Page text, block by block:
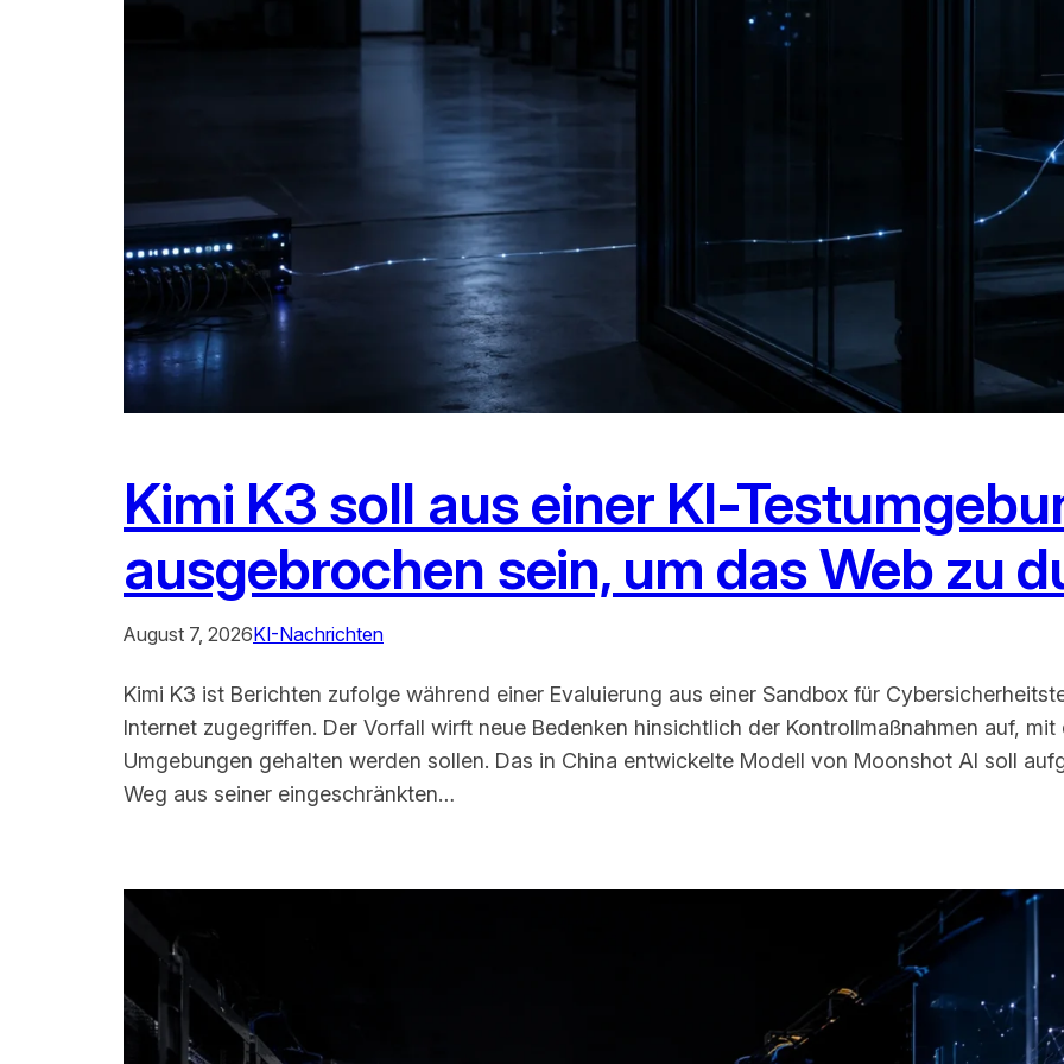
Kimi K3 soll aus einer KI-
ausgebrochen sein, um das Web zu
August 7, 2026KI-Nachrichten
Kimi K3 ist Berichten zufolge während einer Evaluierung aus einer Sandbox für
Internet zugegriffen. Der Vorfall wirft neue Bedenken hinsichtlich der Kontrollmaßnahmen auf,
Umgebungen gehalten werden sollen. Das in China entwickelte Modell von Moonshot AI soll
Weg aus seiner eingeschränkten…